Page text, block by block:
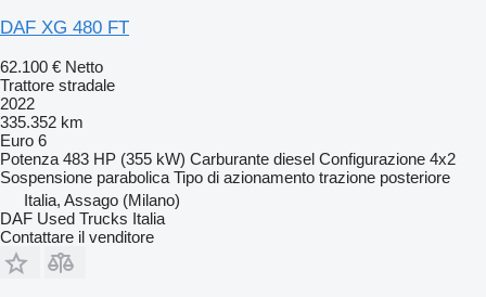
DAF XG 480 FT
62.100 € Netto
Trattore stradale
2022
335.352 km
Euro 6
Potenza 483 HP (355 kW) Carburante diesel Configurazione 4x2
Sospensione parabolica Tipo di azionamento trazione posteriore
Italia, Assago (Milano)
DAF Used Trucks Italia
Contattare il venditore